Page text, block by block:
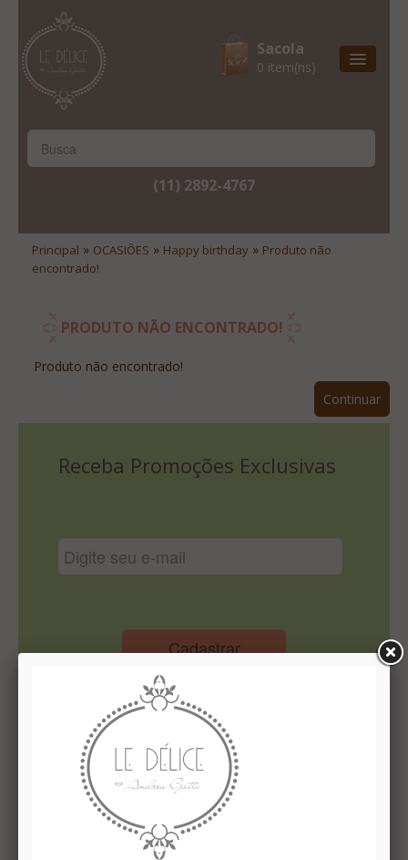
Sacola
0 item(ns)
Natal & 2017
Lista De Desejos
Minha Conta
(11) 2892-4767
Principal » OCASIÕES » Happy birthday » Produto não
encontrado!
PRODUTO NÃO ENCONTRADO!
Produto não encontrado!
Continuar
Receba Promoções Exclusivas
Cadastrar
Institucional
Quem Somos
Le Délice Atelier
Lista de comparação